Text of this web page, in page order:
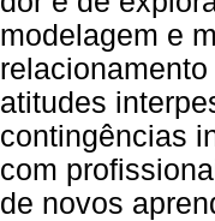
modelagem e
atitudes
contingências
com
de novos